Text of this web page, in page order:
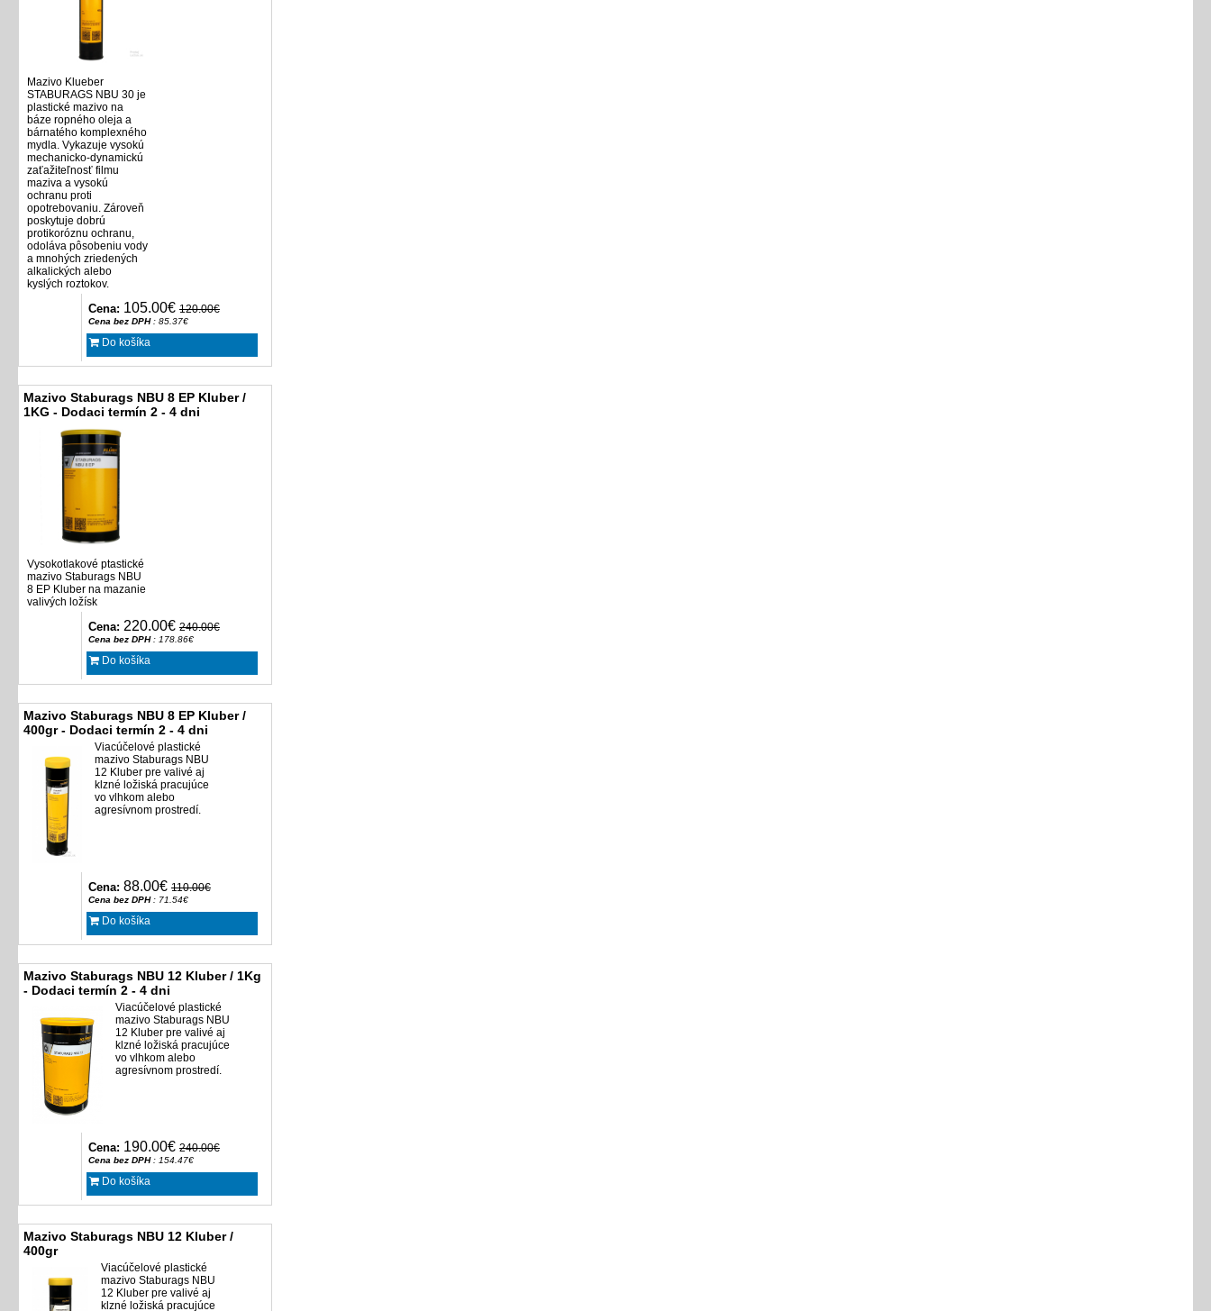
Mazivo Klueber
STABURAGS NBU 30 je
plastické mazivo na
báze ropného oleja a
bárnatého komplexného
mydla. Vykazuje vysokú
mechanicko-dynamickú
zaťažiteľnosť filmu
maziva a vysokú
ochranu proti
opotrebovaniu. Zároveň
poskytuje dobrú
protikoróznu ochranu,
odoláva pôsobeniu vody
a mnohých zriedených
alkalických alebo
kyslých roztokov.
Cena: 105.00€ 120.00€
Cena bez DPH: 85.37€
Do košíka
Mazivo Staburags NBU 8 EP Kluber /
1KG - Dodaci termín 2 - 4 dni
Vysokotlakové ptastické
mazivo Staburags NBU
8 EP Kluber na mazanie
valivých ložísk
Cena: 220.00€ 240.00€
Cena bez DPH: 178.86€
Do košíka
Mazivo Staburags NBU 8 EP Kluber /
400gr - Dodaci termín 2 - 4 dni
Viacúčelové plastické
mazivo Staburags NBU
12 Kluber pre valivé aj
klzné ložiská pracujúce
vo vlhkom alebo
agresívnom prostredí.
Cena: 88.00€ 110.00€
Cena bez DPH: 71.54€
Do košíka
Mazivo Staburags NBU 12 Kluber / 1Kg
- Dodaci termín 2 - 4 dni
Viacúčelové plastické
mazivo Staburags NBU
12 Kluber pre valivé aj
klzné ložiská pracujúce
vo vlhkom alebo
agresívnom prostredí.
Cena: 190.00€ 240.00€
Cena bez DPH: 154.47€
Do košíka
Mazivo Staburags NBU 12 Kluber /
400gr
Viacúčelové plastické
mazivo Staburags NBU
12 Kluber pre valivé aj
klzné ložiská pracujúce